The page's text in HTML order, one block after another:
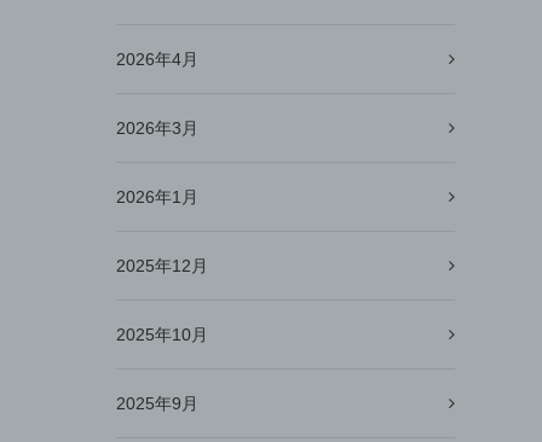
2026年4月
2026年3月
2026年1月
2025年12月
2025年10月
2025年9月